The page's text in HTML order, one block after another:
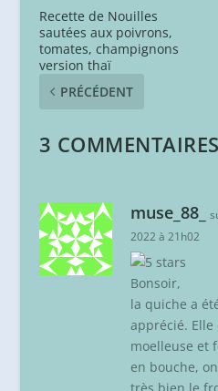
Recette de Nouilles
sautées aux poivrons,
tomates, champignons
version thaï
PRÉCÉDENT
3 COMMENTAIRES
muse_88_
2022 à 21h02
Bonsoir,
la quiche a
apprécié. Elle
moelleuse et
en bouche,
très bien le